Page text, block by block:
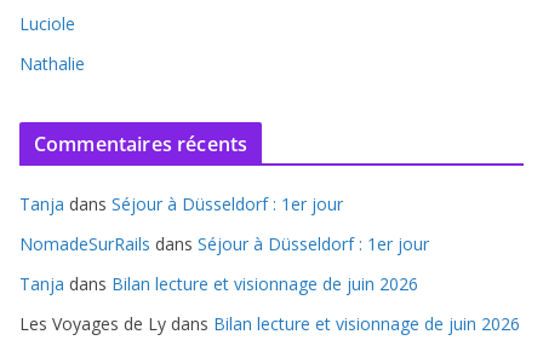
Luciole
Nathalie
Commentaires récents
Tanja dans Séjour à Düsseldorf : 1er jour
NomadeSurRails dans Séjour à Düsseldorf : 1er jour
Tanja dans Bilan lecture et visionnage de juin 2026
Les Voyages de Ly dans Bilan lecture et visionnage de juin 2026